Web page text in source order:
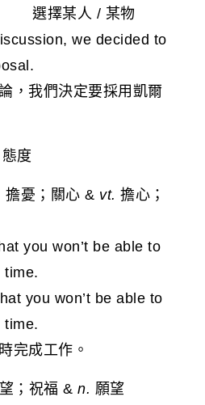
選擇某人 / 某物
we decided to
，我們決定要採用凱爾
態度
擔憂；關心 & vt. 擔心；
you won’t be able to
time.
you won’t be able to
time.
完成工作。
；祝福 & n. 願望